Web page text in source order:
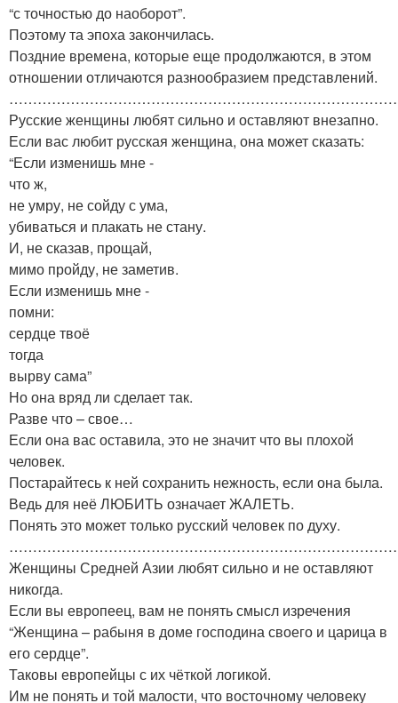
“с точностью до наоборот”.
Поэтому та эпоха закончилась.
Поздние времена, которые еще продолжаются, в этом
отношении отличаются разнообразием представлений.
Русские женщины любят сильно и оставляют внезапно.
Если вас любит русская женщина, она может сказать:
“Если изменишь мне -
что ж,
не умру, не сойду с ума,
убиваться и плакать не стану.
И, не сказав, прощай,
мимо пройду, не заметив.
Если изменишь мне -
помни:
сердце твоё
тогда
вырву сама”
Но она вряд ли сделает так.
Разве что – свое…
Если она вас оставила, это не значит что вы плохой
человек.
Постарайтесь к ней сохранить нежность, если она была.
Ведь для неё ЛЮБИТЬ означает ЖАЛЕТЬ.
Понять это может только русский человек по духу.
Женщины Средней Азии любят сильно и не оставляют
никогда.
Если вы европеец, вам не понять смысл изречения
“Женщина – рабыня в доме господина своего и царица в
его сердце”.
Таковы европейцы с их чёткой логикой.
Им не понять и той малости, что восточному человеку